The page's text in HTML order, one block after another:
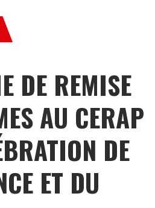
DE REMISE
AU CERAP
DE
ET DU